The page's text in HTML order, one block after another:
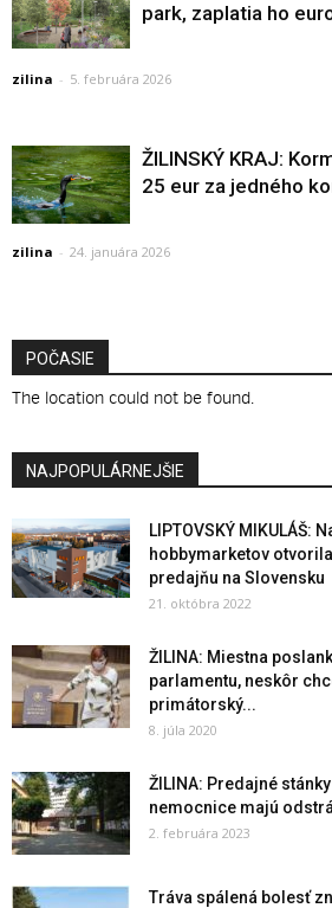
park, zaplatia ho
zilina - 5. februára 2026
ŽILINSKÝ KRAJ:
25 eur za jedného
zilina - 24. januára 2026
POČASIE
The location could not be found.
NAJPOPULÁRNEJŠIE
LIPTOVSKÝ MIKULÁŠ:
hobbymarketov
predajňu na Slovensku
21. októbra 2022
ŽILINA: Miestna
parlamentu, neskôr
primátorský...
8. júla 2020
ŽILINA: Predajné
nemocnice majú
2. februára 2023
Tráva spálená bolesť